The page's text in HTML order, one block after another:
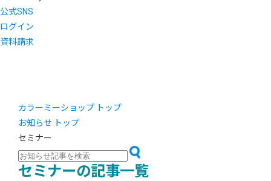
公式SNS
ログイン
資料請求
カラーミーショップ トップ
お知らせ トップ
セミナー
セミナーの記事一覧